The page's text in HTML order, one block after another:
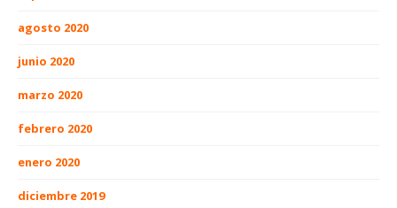
agosto 2020
junio 2020
marzo 2020
febrero 2020
enero 2020
diciembre 2019